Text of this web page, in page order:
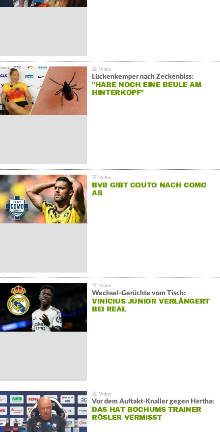
Lückenkemper nach Zeckenbiss:
"HABE NOCH EINE BEULE AM
HINTERKOPF"
BVB GIBT COUTO NACH COMO
AB
Wechsel-Gerüchte vom Tisch:
VINÍCIUS JÚNIOR VERLÄNGERT
BEI REAL
Vor dem Auftakt-Knaller gegen Hertha:
DAS HAT BOCHUMS TRAINER
RÖSLER VERMISST